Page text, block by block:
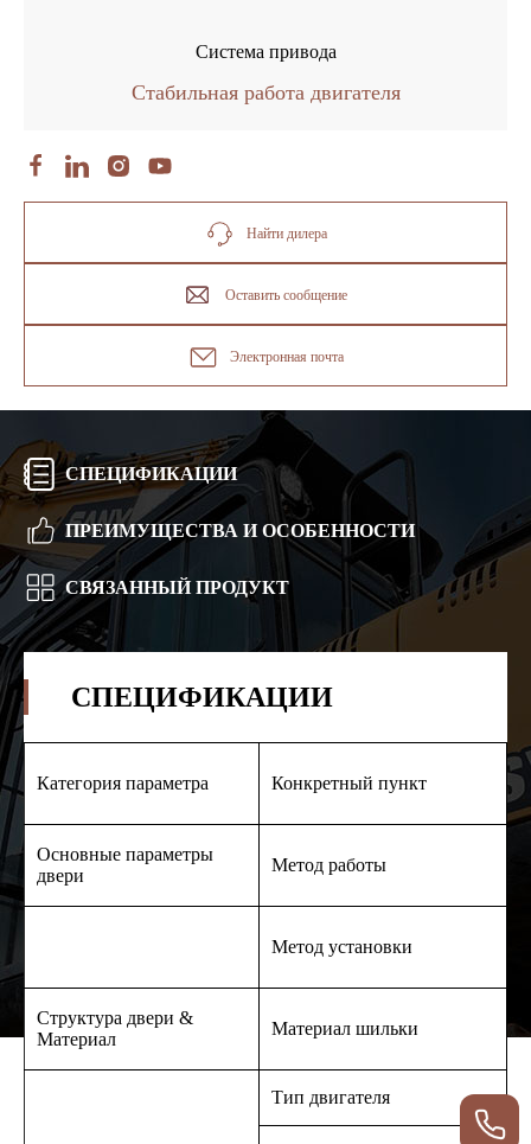
Система привода
Стабильная работа двигателя
Найти дилера
Оставить сообщение
Электронная почта
СПЕЦИФИКАЦИИ
ПРЕИМУЩЕСТВА И ОСОБЕННОСТИ
СВЯЗАННЫЙ ПРОДУКТ
СПЕЦИФИКАЦИИ
Категория параметра Конкретный пункт
Основные параметры
двери
Метод работы
Метод установки
Структура двери &
Материал
Материал шильки
Тип двигателя